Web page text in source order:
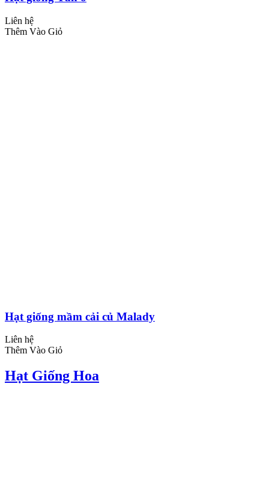
Liên hệ
Thêm Vào Giỏ
Hạt giống mầm cải củ Malady
Liên hệ
Thêm Vào Giỏ
Hạt Giống Hoa